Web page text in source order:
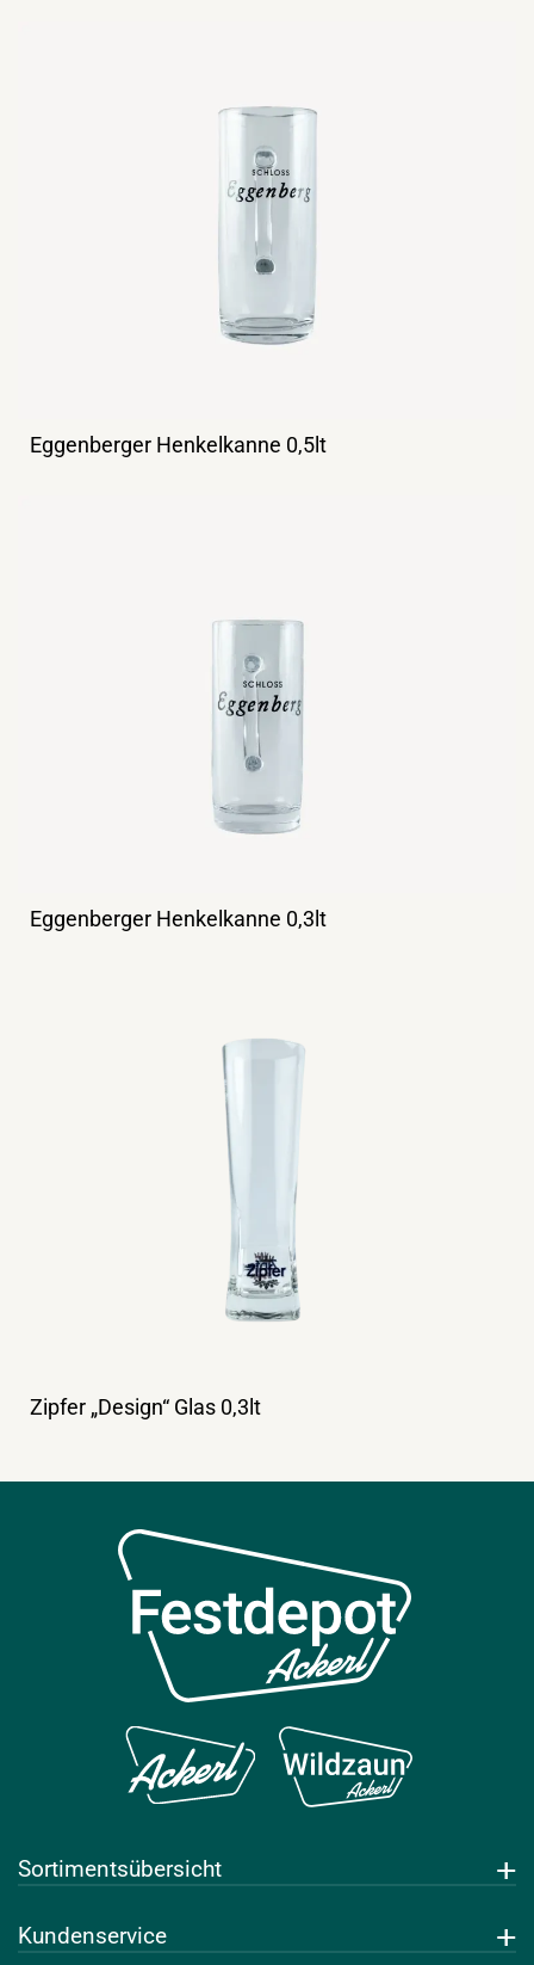
Eggenberger Henkelkanne 0,5lt
Eggenberger Henkelkanne 0,3lt
Zipfer „Design“ Glas 0,3lt
Sortimentsübersicht
Leihwaren
Kundenservice